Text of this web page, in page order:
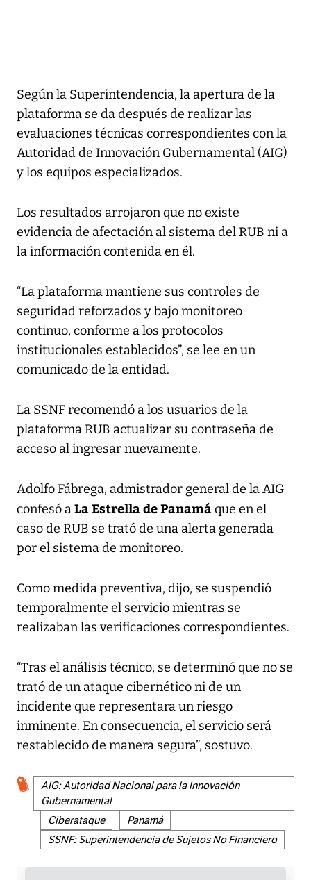
Según la Superintendencia, la apertura de la
plataforma se da después de realizar las
evaluaciones técnicas correspondientes con la
Autoridad de Innovación Gubernamental (AIG)
y los equipos especializados.
Los resultados arrojaron que no existe
evidencia de afectación al sistema del RUB ni a
la información contenida en él.
“La plataforma mantiene sus controles de
seguridad reforzados y bajo monitoreo
continuo, conforme a los protocolos
institucionales establecidos”, se lee en un
comunicado de la entidad.
La SSNF recomendó a los usuarios de la
plataforma RUB actualizar su contraseña de
acceso al ingresar nuevamente.
Adolfo Fábrega, admistrador general de la AIG
confesó aLa Estrella de Panamáque en el
caso de RUB se trató de una alerta generada
por el sistema de monitoreo.
Como medida preventiva, dijo, se suspendió
temporalmente el servicio mientras se
realizaban las verificaciones correspondientes.
“Tras el análisis técnico, se determinó que no se
trató de un ataque cibernético ni de un
incidente que representara un riesgo
inminente. En consecuencia, el servicio será
restablecido de manera segura”, sostuvo.
AIG: Autoridad Nacional para la Innovación
Gubernamental
Ciberataque
Panamá
SSNF: Superintendencia de Sujetos No Financiero